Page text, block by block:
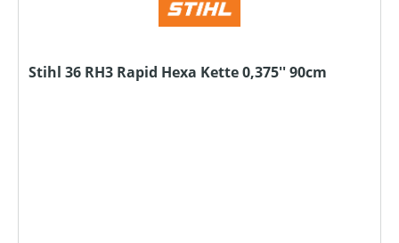
Stihl 36 RH3 Rapid Hexa Kette 0,375'' 90cm